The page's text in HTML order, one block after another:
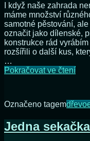
I když naše zahrada
máme množství
samotné pěstování,
označit jako dílenské,
konstrukce rád
rozšířili o další kus,
…
Pokračovat ve čteníUž
Označeno tagemdřevo
Jedna